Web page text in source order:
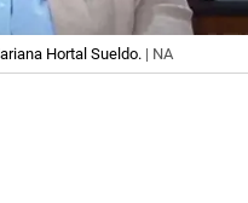
Hortal Sueldo. | NA